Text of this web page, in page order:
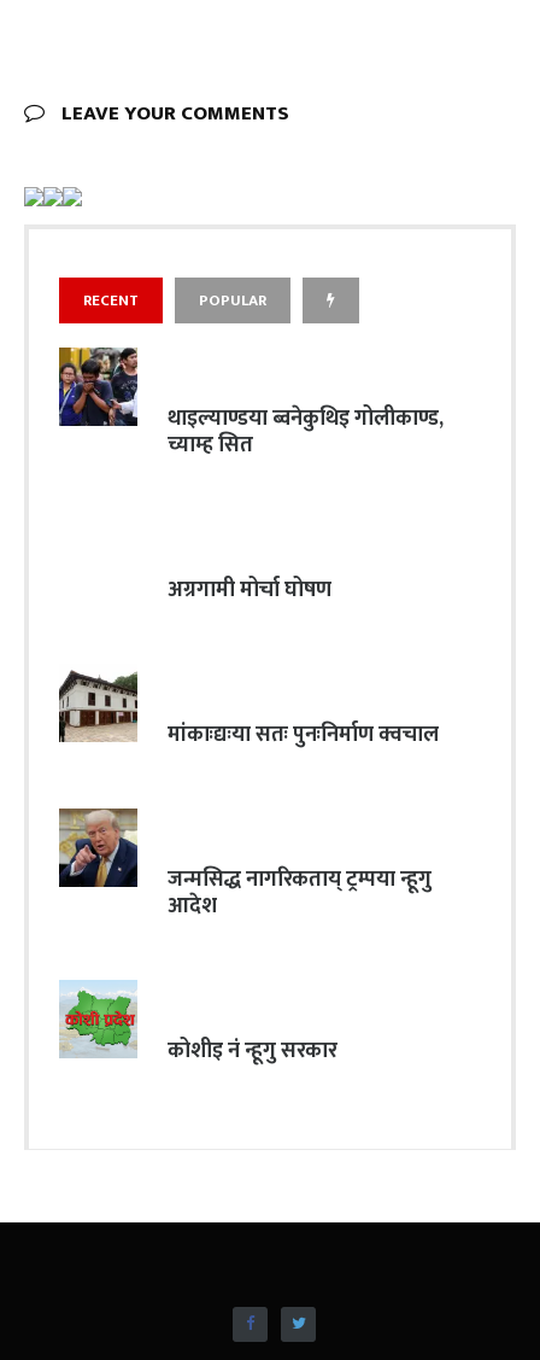
LEAVE YOUR COMMENTS
RECENT POPULAR
थाइल्याण्डया ब्वनेकुथिइ गोलीकाण्ड,
च्याम्ह सित
अग्रगामी मोर्चा घोषण
मांकाःद्यःया सतः पुनःनिर्माण क्वचाल
जन्मसिद्ध नागरिकताय् ट्रम्पया न्हूगु
आदेश
कोशीइ नं न्हूगु सरकार